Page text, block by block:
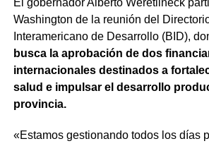
Además, se refuerza la preparación
forestales. El SPLIF sumará 4
reservorios transportables que
900.000 litros de agua, 3
motobombas, 3 cuatriciclos y 1 UTV,
equipamiento.
meteorológicas, sistemas de
hecho con absoluta responsabilidad y
que quienes estén trabajando en el
mejores», expresó.
El gobernador Alberto Weretilneck
Washington de la reunión del
Interamericano de Desarrollo (BID),
busca la aprobación de dos
internacionales destinados a
salud e impulsar el desarrollo
provincia.
«Estamos gestionando todos los días